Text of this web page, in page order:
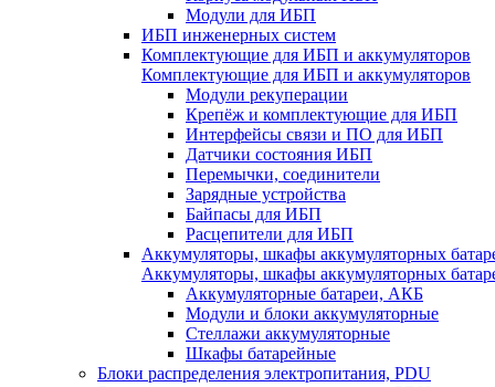
Модули для ИБП
ИБП инженерных систем
Комплектующие для ИБП и аккумуляторов
Комплектующие для ИБП и аккумуляторов
Модули рекуперации
Крепёж и комплектующие для ИБП
Интерфейсы связи и ПО для ИБП
Датчики состояния ИБП
Перемычки, соединители
Зарядные устройства
Байпасы для ИБП
Расцепители для ИБП
Аккумуляторы, шкафы аккумуляторных
Аккумуляторы, шкафы аккумуляторных
Аккумуляторные батареи, АКБ
Модули и блоки аккумуляторные
Стеллажи аккумуляторные
Шкафы батарейные
Блоки распределения электропитания, PDU